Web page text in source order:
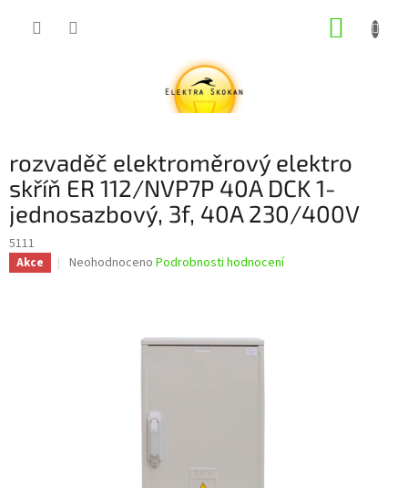
rozvaděč elektroměrový elektro
skříň ER 112/NVP7P 40A DCK 1-
jednosazbový, 3f, 40A 230/400V
5111
Akce
Průměrné
Neohodnoceno Podrobnosti hodnocení